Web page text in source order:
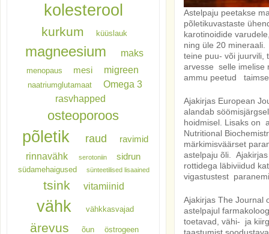
Astelpaju peetakse
põletikuvastaste
karotinoidide
ning üle 20
teine puu- või juurvili,
arvesse selle imelise
ammu peetud taimse
Ajakirjas European
alandab
hoidmisel. Lisaks on
Nutritional
märkimisväärset
astelpaju õli.
rottidega läbiviidud
vigastustest
Ajakirjas The Journal
astelpajul
toetavad, vähi- ja
kolesterool
kurkum küüslauk
magneesium maks
menopaus mesi migreen
naatriumglutamaat
Omega 3
rasvhapped
osteoporoos
põletik raud ravimid
rinnavähk serotoniin sidrun
südamehaigused sünteetilised lisaained
tsink vitamiinid
vähk vähkkasvajad
ärevus õun östrogeen